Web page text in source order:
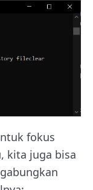
fokus
kita juga bisa